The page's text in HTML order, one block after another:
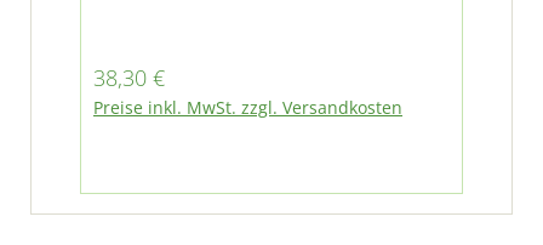
Regulärer Preis:
38,30 €
Preise inkl. MwSt. zzgl. Versandkosten